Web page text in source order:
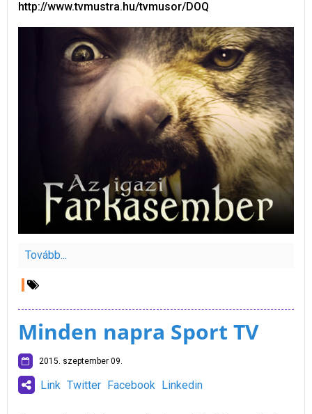
http://www.tvmustra.hu/tvmusor/DOQ
Tovább...
Minden napra Sport TV
2015. szeptember 09.
Link Twitter Facebook Linkedin